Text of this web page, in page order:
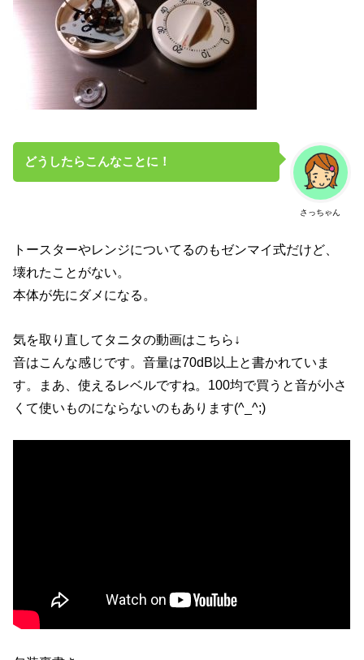
さっちゃん
どうしたらこんなことに！
トースターやレンジについてるのもゼンマイ式だけど、
壊れたことがない。
本体が先にダメになる。
気を取り直してタニタの動画はこちら↓
音はこんな感じです。音量は70dB以上と書かれていま
す。まあ、使えるレベルですね。100均で買うと音が小さ
くて使いものにならないのもあります(^_^;)